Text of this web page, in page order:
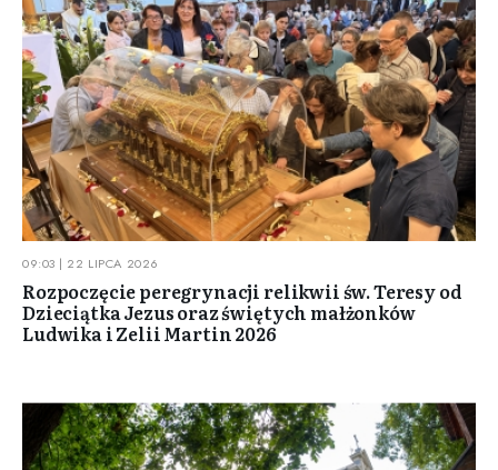
09:03 | 22 LIPCA 2026
Rozpoczęcie peregrynacji relikwii św. Teresy od
Dzieciątka Jezus oraz świętych małżonków
Ludwika i Zelii Martin 2026